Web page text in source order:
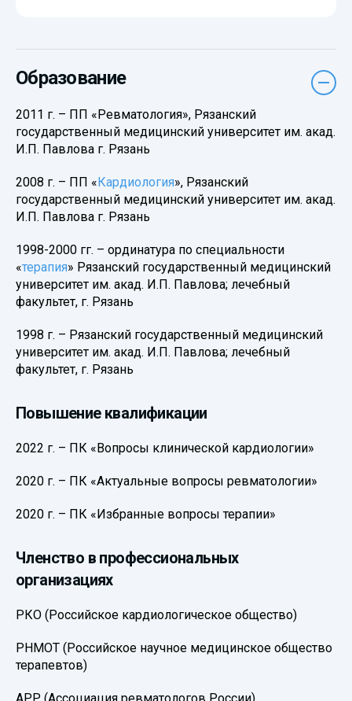
Образование
2011 г. – ПП «Ревматология», Рязанский
государственный медицинский университет им. акад.
И.П. Павлова г. Рязань
2008 г. – ПП «Кардиология», Рязанский
государственный медицинский университет им. акад.
И.П. Павлова г. Рязань
1998-2000 гг. – ординатура по специальности
«терапия» Рязанский государственный медицинский
университет им. акад. И.П. Павлова; лечебный
факультет, г. Рязань
1998 г. – Рязанский государственный медицинский
университет им. акад. И.П. Павлова; лечебный
факультет, г. Рязань
Повышение квалификации
2022 г. – ПК «Вопросы клинической кардиологии»
2020 г. – ПК «Актуальные вопросы ревматологии»
2020 г. – ПК «Избранные вопросы терапии»
Членство в профессиональных
организациях
РКО (Российское кардиологическое общество)
РНМОТ (Российское научное медицинское общество
терапевтов)